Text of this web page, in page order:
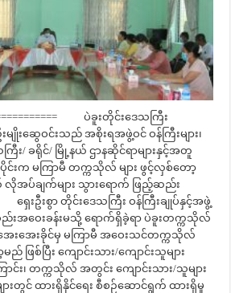
ပဲခူးတိုင်းဒေသကြီး
မျိုးဆွေဝင်းသည် အစိုးရအဖွဲ့ဝင် ဝန်ကြီးများ၊
ြီး/ ခရိုင်/ မြို့နယ် ဌာနဆိုင်ရာများနှင့်အတူ
င်းက မကြာမီ တက္ကသိုလ် များ ဖွင့်လှစ်တော့
အပ်ချက်များ သွားရောက် ဖြည့်ဆည်း
းဦးစွာ တိုင်းဒေသကြီး ဝန်ကြီးချုပ်နှင့်အဖွဲ့
အဝေးခန်းမသို့ ရောက်ရှိခဲ့ရာ ပဲခူးတက္ကသိုလ်
အေးအေးခိုင်မှ မကြာမီ အဝေးသင်တက္ကသိုလ်
ဖြစ်ပြီး ကျောင်းသား/ကျောင်းသူများ
ာင်း၊ တက္ကသိုလ် အတွင်း ကျောင်းသား/သူများ
တွင် ထားရှိနိုင်ရေး စီစဉ်ဆောင်ရွက် ထားရှိမှု